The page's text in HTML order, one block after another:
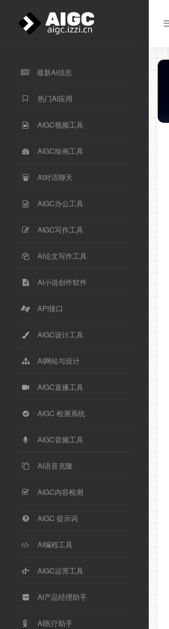
最新Ai信息
热门AI应用
AIGC视频工具
AIGC绘画工具
AI对话聊天
AIGC办公工具
AIGC写作工具
AI论文写作工具
AI小说创作软件
API接口
AIGC设计工具
AI网站与设计
AIGC直播工具
AIGC 检测系统
AIGC音频工具
AI语音克隆
AIGC内容检测
AIGC 提示词
AI编程工具
AIGC运营工具
AI产品经理助手
AI医疗助手